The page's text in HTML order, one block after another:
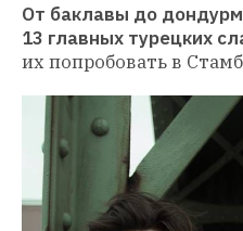
От баклавы до
13 главных турецких
их попробовать в